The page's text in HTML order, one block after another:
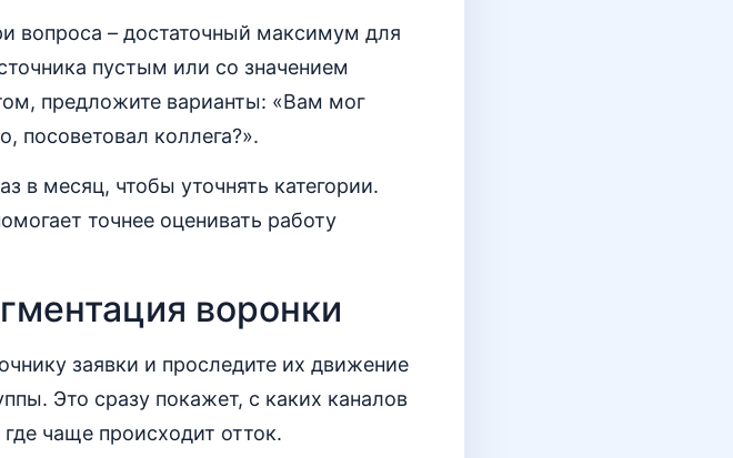
вопроса – достаточный максимум для
пустым или со значением
предложите варианты: «Вам мог
посоветовал коллега?».
в месяц, чтобы уточнять категории.
точнее оценивать работу
воронки
заявки и проследите их движение
Это сразу покажет, с каких каналов
чаще происходит отток.